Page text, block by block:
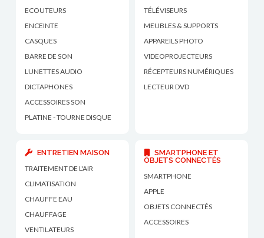
ECOUTEURS
ENCEINTE
CASQUES
BARRE DE SON
LUNETTES AUDIO
DICTAPHONES
ACCESSOIRES SON
PLATINE - TOURNE DISQUE
TÉLÉVISEURS
MEUBLES & SUPPORTS
APPAREILS PHOTO
VIDEOPROJECTEURS
RÉCEPTEURS NUMÉRIQUES
LECTEUR DVD
ENTRETIEN MAISON
TRAITEMENT DE L'AIR
CLIMATISATION
CHAUFFE EAU
CHAUFFAGE
VENTILATEURS
SMARTPHONE ET
OBJETS CONNECTÉS
SMARTPHONE
APPLE
OBJETS CONNECTÉS
ACCESSOIRES